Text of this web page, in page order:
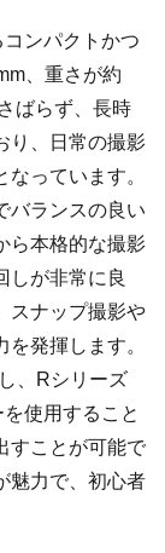
ンパクトかつ
、重さが約
ばらず、長時
り、日常の撮影
っています。
バランスの良い
ら本格的な撮影
しが非常に良
スナップ撮影や
発揮します。
、Rシリーズ
使用すること
すことが可能で
魅力で、初心者